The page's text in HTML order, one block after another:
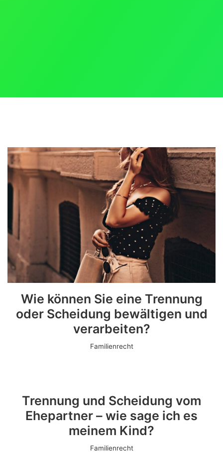
Wie können Sie eine Trennung
oder Scheidung bewältigen und
verarbeiten?
Familienrecht
Trennung und Scheidung vom
Ehepartner – wie sage ich es
meinem Kind?
Familienrecht